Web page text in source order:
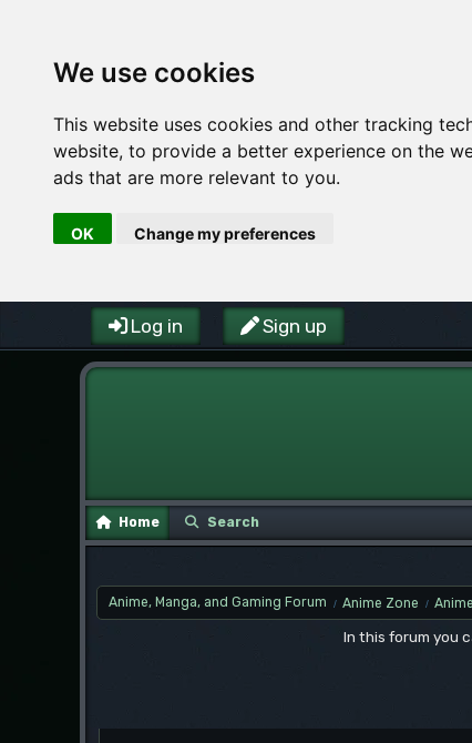
We use cookies
This website uses cookies and other tracking
website, to provide a better experience on the
ads that are more relevant to you.
OK Change my preferences
Log in Sign up
Home Search
Anime, Manga, and Gaming Forum / Anime Zone /
In this forum you